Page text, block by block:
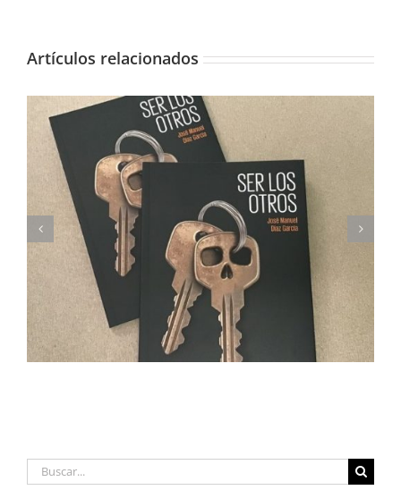
Artículos relacionados
Imprimimos Proscripti, la nueva novela de Ian S.
Martin
Buscar: